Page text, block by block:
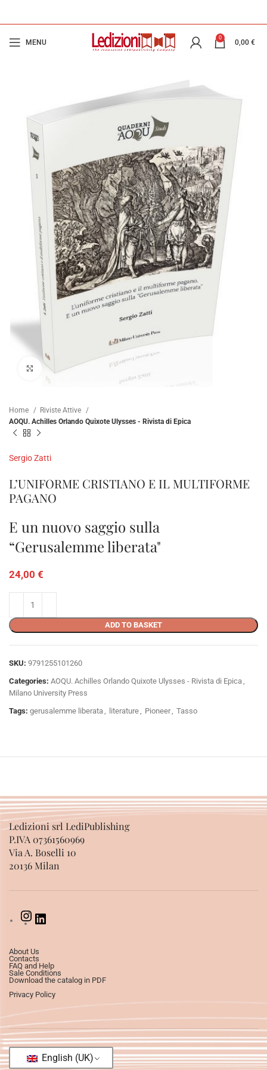
MENU
0
0,00 €
Click to enlarge
Home
Riviste Attive
AOQU. Achilles Orlando Quixote Ulysses - Rivista di Epica
Sergio Zatti
L’UNIFORME CRISTIANO E IL MULTIFORME
PAGANO
E un nuovo saggio sulla
“Gerusalemme liberata"
24,00 €
ADD TO BASKET
SKU: 9791255101260
Categories: AOQU. Achilles Orlando Quixote Ulysses - Rivista di Epica,
Milano University Press
Tags: gerusalemme liberata, literature, Pioneer, Tasso
Ledizioni srl LediPublishing
P.IVA 07361560969
Via A. Boselli 10
20136 Milan
About Us
Contacts
FAQ and Help
Sale Conditions
Download the catalog in PDF
Privacy Policy
English (UK)